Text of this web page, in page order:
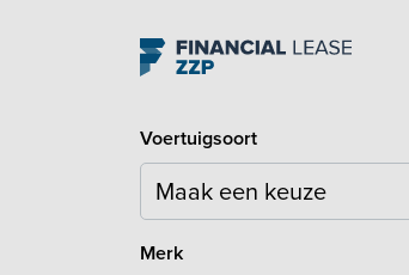
Navigation
Voertuigsoort
Merk